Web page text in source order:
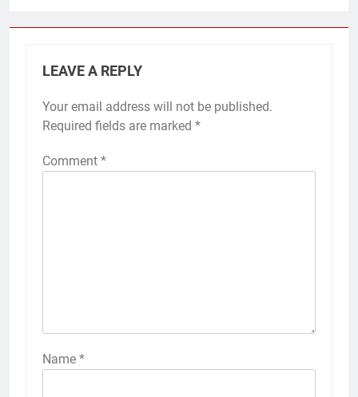
LEAVE A REPLY
Your email address will not be published.
Required fields are marked *
Comment *
Name *